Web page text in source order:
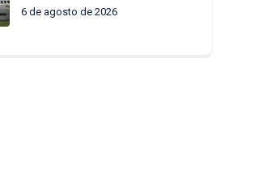
6 de agosto de 2026